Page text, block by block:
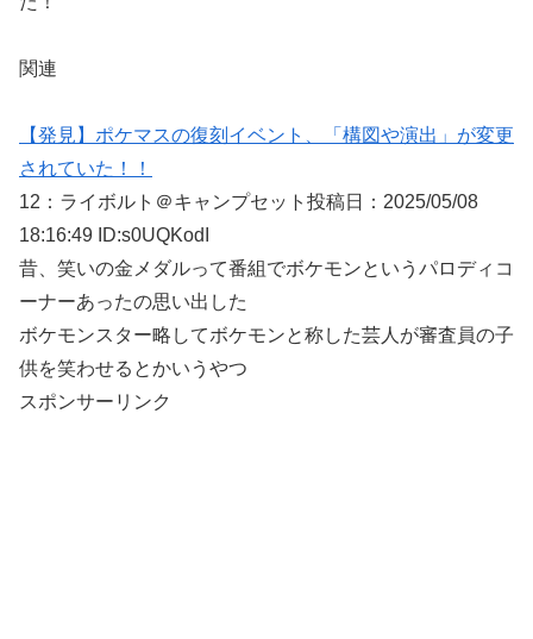
関連
【発見】ポケマスの復刻イベント、「構図や演出」が変更
されていた！！
12： ライボルト＠キャンプセット 投稿日：2025/05/08
18:16:49 ID:s0UQKodI
昔、笑いの金メダルって番組でボケモンというパロディコ
ーナーあったの思い出した
ボケモンスター略してボケモンと称した芸人が審査員の子
供を笑わせるとかいうやつ
スポンサーリンク